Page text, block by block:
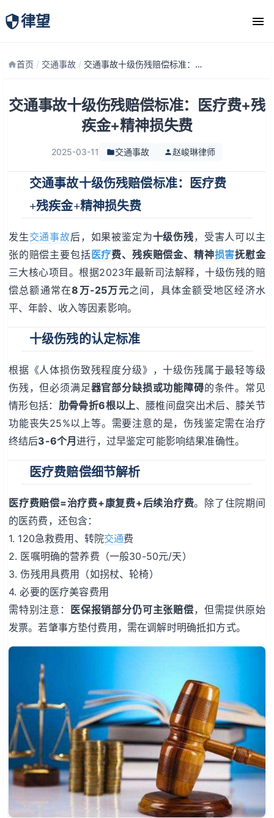
律望
律师团队
首页 / 交通事故 / 交通事故十级伤残赔偿标准：医疗费+残疾金+精神损失费
交通事故十级伤残赔偿标准：医疗费+残
疾金+精神损失费
2025-03-11 交通事故 赵峻琳律师
交通事故十级伤残赔偿标准：医疗费
+残疾金+精神损失费
发生交通事故后，如果被鉴定为十级伤残，受害人可以主
张的赔偿主要包括 医疗费、残疾赔偿金、精神损害抚慰金
三大核心项目。根据2023年最新司法解释，十级伤残的赔
偿总额通常在8万-25万元之间，具体金额受地区经济水
平、年龄、收入等因素影响。
十级伤残的认定标准
根据《人体损伤致残程度分级》，十级伤残属于最轻等级
伤残，但必须满足器官部分缺损或功能障碍的条件。常见
情形包括： 肋骨骨折6根以上、腰椎间盘突出术后、膝关节
功能丧失25%以上等。需要注意的是，伤残鉴定需在治疗
终结后3-6个月进行，过早鉴定可能影响结果准确性。
医疗费赔偿细节解析
医疗费赔偿=治疗费+康复费+后续治疗费。除了住院期间
的医药费，还包含：
1. 120急救费用、转院交通费
2. 医嘱明确的营养费（一般30-50元/天）
3. 伤残用具费用（如拐杖、轮椅）
4. 必要的医疗美容费用
需特别注意：
医保报销部分仍可主张赔偿，但需提供原始
发票。若肇事方垫付费用，需在调解时明确抵扣方式。